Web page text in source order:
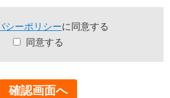
シーポリシーに同意する
同意する